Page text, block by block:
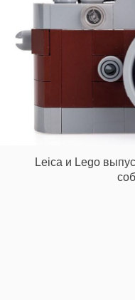
Leica и Lego